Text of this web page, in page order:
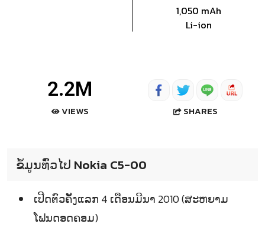
1,050 mAh
Li-ion
2.2M
VIEWS SHARES
ຂໍ້ມູນທົ່ວໄປ Nokia C5-00
ເປີດຕົວຄັ້ງແລກ 4 ເດືອນມີນາ 2010 (ສະຫຍາມ
ໂຟນດອດຄອມ)